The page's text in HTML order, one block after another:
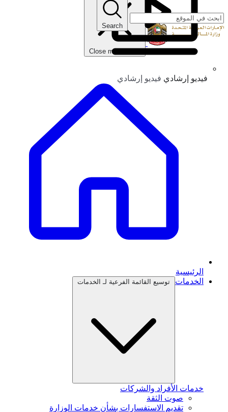
فيديو إرشادي فيديو إرشادي
Close main menu
Search
الرئيسية
الخدمات
توسيع القائمة الفرعية لـ الخدمات
خدمات الأفراد والشركات
صوت الثقة
تقديم الاستفسارات بشأن خدمات الوزارة